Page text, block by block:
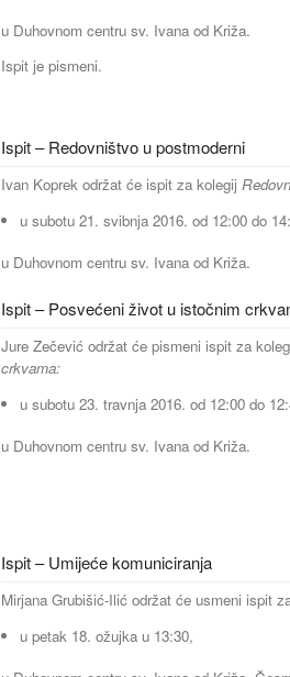
u Duhovnom centru sv. Ivana od Križa.
Ispit je pismeni.
Ispit – Redovništvo u postmoderni
Ivan Koprek održat će ispit za kolegij
u subotu 21. svibnja 2016. od 12:00 do
u Duhovnom centru sv. Ivana od Križa.
Ispit – Posvećeni život u istočnim
Jure Zečević održat će pismeni ispit za
crkvama:
u subotu 23. travnja 2016. od 12:00 do
u Duhovnom centru sv. Ivana od Križa.
Ispit – Umijeće komuniciranja
Mirjana Grubišić-Ilić održat će usmeni ispit
u petak 18. ožujka u 13:30,